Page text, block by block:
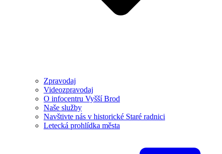
Zpravodaj
Videozpravodaj
O infocentru Vyšší Brod
Naše služby
Navštivte nás v historické Staré radnici
Letecká prohlídka města